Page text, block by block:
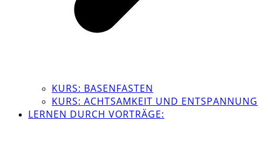
KURS: BASENFASTEN
KURS: ACHTSAMKEIT UND ENTSPANNUNG
LERNEN DURCH VORTRÄGE: